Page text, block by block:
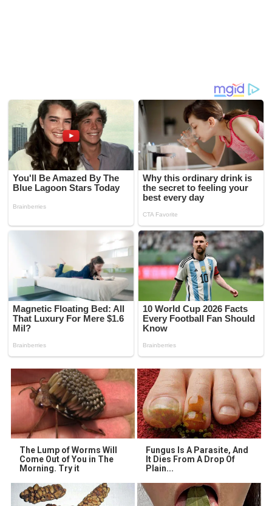
The Lump of Worms Will
Come Out of You in The
Morning. Try it
Fungus Is A Parasite, And
It Dies From A Drop Of
Plain...